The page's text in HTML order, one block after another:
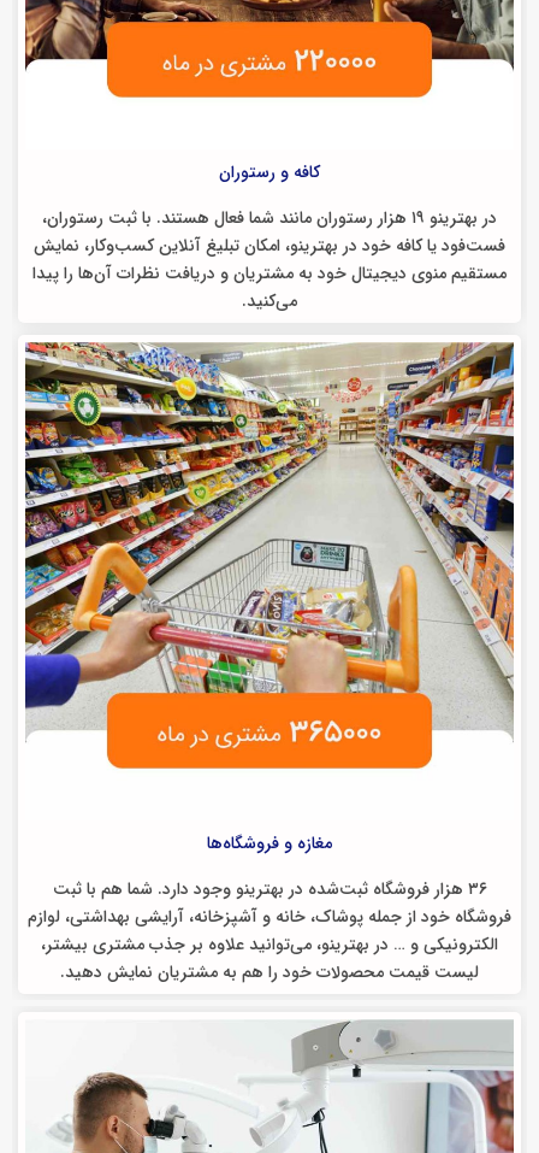
کافه و رستوران
در بهترینو ۱۹ هزار رستوران مانند شما فعال هستند. با ثبت رستوران،
فست‌فود یا کافه خود در بهترینو، امکان تبلیغ آنلاین کسب‌وکار، نمایش
مستقیم منوی دیجیتال خود به مشتریان و دریافت نظرات آن‌ها را پیدا
می‌کنید.
مغازه و فروشگاه‌‌‌ها
۳۶ هزار فروشگاه ثبت‌شده در بهترینو وجود دارد. شما هم با ثبت
فروشگاه خود از جمله پوشاک، خانه و آشپزخانه، آرایشی بهداشتی، لوازم
الکترونیکی و … در بهترینو، می‌توانید علاوه بر جذب مشتری بیشتر،
لیست قیمت محصولات خود را هم به مشتریان نمایش دهید.